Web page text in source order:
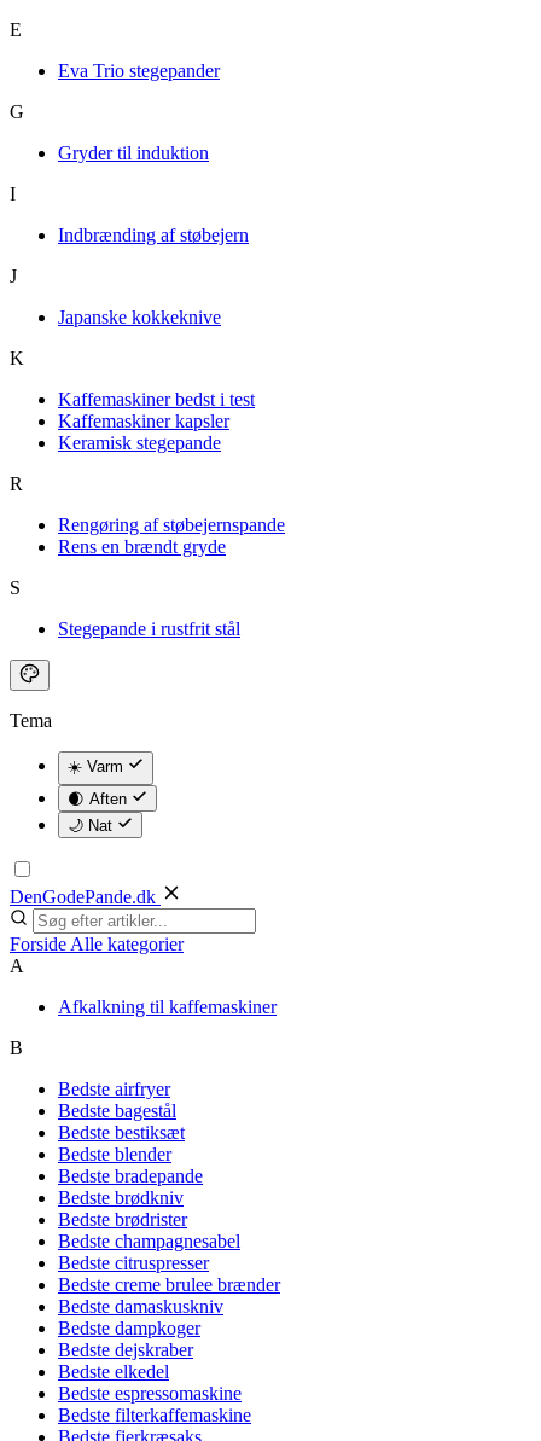
E
Eva Trio stegepander
G
Gryder til induktion
I
Indbrænding af støbejern
J
Japanske kokkeknive
K
Kaffemaskiner bedst i test
Kaffemaskiner kapsler
Keramisk stegepande
R
Rengøring af støbejernspande
Rens en brændt gryde
S
Stegepande i rustfrit stål
Tema
☀️ Varm
🌒 Aften
🌙 Nat
DenGodePande.dk
Forside Alle kategorier
A
Afkalkning til kaffemaskiner
B
Bedste airfryer
Bedste bagestål
Bedste bestiksæt
Bedste blender
Bedste bradepande
Bedste brødkniv
Bedste brødrister
Bedste champagnesabel
Bedste citruspresser
Bedste creme brulee brænder
Bedste damaskuskniv
Bedste dampkoger
Bedste dejskraber
Bedste elkedel
Bedste espressomaskine
Bedste filterkaffemaskine
Bedste fjerkræsaks